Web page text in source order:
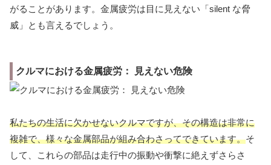
がることがあります。金属疲労は目に見えない「silent な脅
威」とも言えるでしょう。
クルマにおける金属疲労： 見えない危険
私たちの生活に欠かせないクルマですが、その構造は非常に
複雑で、様々な金属部品が組み合わさってできています。そ
して、これらの部品は走行中の振動や衝撃に絶えずさらさ